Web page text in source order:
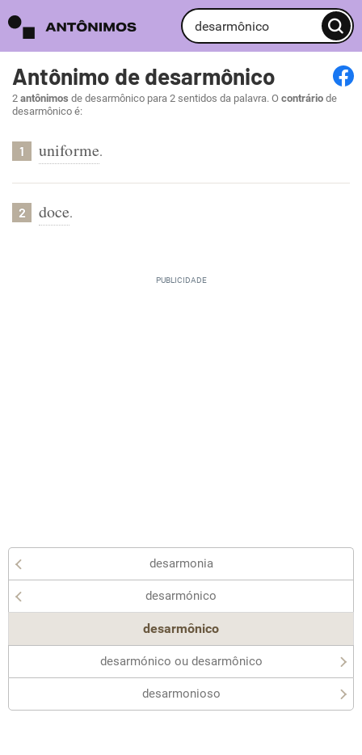
Antônimo de desarmônico
2 antônimos de desarmônico para 2 sentidos da palavra. O contrário de
desarmônico é:
1 uniforme.
2 doce.
desarmonia
desarmónico
desarmônico
desarmónico ou desarmônico
desarmonioso